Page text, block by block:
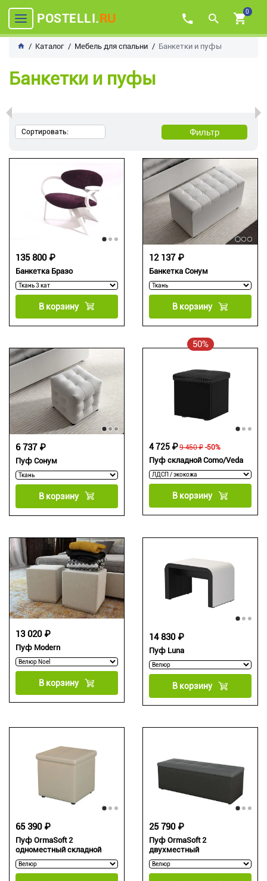
POSTELLI.RU 0
Каталог Мебель для спальни Банкетки и пуфы
Банкетки и пуфы
Сортировать: Фильтр
Банкетка Бразо
135 800 ₽
В корзину
Банкетка Сонум
12 137 ₽
В корзину
Пуф Сонум
6 737 ₽
В корзину
50%
Пуф складной Como/Veda
9 450 ₽
4 725 ₽ -50%
В корзину
Пуф Modern
13 020 ₽
В корзину
Пуф Luna
14 830 ₽
В корзину
Пуф OrmaSoft 2
одноместный складной
65 390 ₽
Пуф OrmaSoft 2
двухместный
25 790 ₽